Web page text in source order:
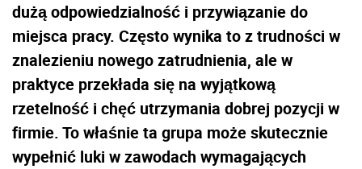
dużą odpowiedzialność i przywiązanie do
miejsca pracy. Często wynika to z trudności w
znalezieniu nowego zatrudnienia, ale w
praktyce przekłada się na wyjątkową
rzetelność i chęć utrzymania dobrej pozycji w
firmie. To właśnie ta grupa może skutecznie
wypełnić luki w zawodach wymagających